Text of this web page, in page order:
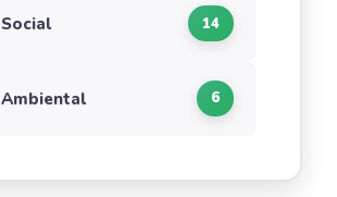
Social 14
Ambiental 6